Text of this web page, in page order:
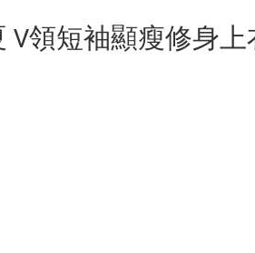
V領短袖顯瘦修身上